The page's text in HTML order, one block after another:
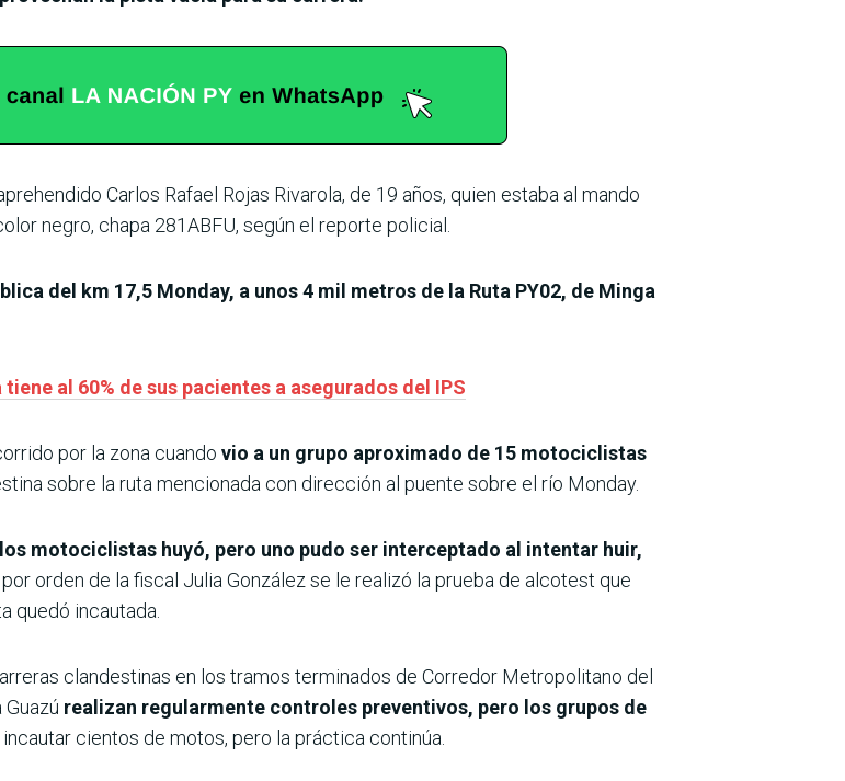
Carlos Rafael Rojas Rivarola, de 19 años, quien estaba al mando
negro, chapa 281ABFU, según el reporte policial.
del km 17,5 Monday, a unos 4 mil metros de la Ruta PY02, de Minga
al 60% de sus pacientes a asegurados del IPS
por la zona cuando vio a un grupo aproximado de 15 motociclistas
sobre la ruta mencionada con dirección al puente sobre el río Monday.
motociclistas huyó, pero uno pudo ser interceptado al intentar huir,
orden de la fiscal Julia González se le realizó la prueba de alcotest que
quedó incautada.
clandestinas en los tramos terminados de Corredor Metropolitano del
realizan regularmente controles preventivos, pero los grupos de
incautar cientos de motos, pero la práctica continúa.